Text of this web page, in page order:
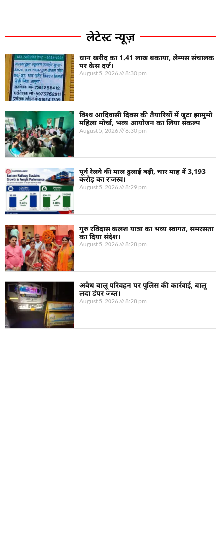
लेटेस्ट न्यूज़
धान खरीद का 1.41 लाख बकाया, लेम्पस संचालक
पर केस दर्ज।
August 5, 2026 8:30 pm
विश्व आदिवासी दिवस की तैयारियों में जुटा झामुमो
महिला मोर्चा, भव्य आयोजन का लिया संकल्प
August 5, 2026 8:30 pm
पूर्व रेलवे की माल ढुलाई बढ़ी, चार माह में 3,193
करोड़ का राजस्व।
August 5, 2026 8:29 pm
गुरु रविदास कलश यात्रा का भव्य स्वागत, समरसता
का दिया संदेश।
August 5, 2026 8:28 pm
अवैध बालू परिवहन पर पुलिस की कार्रवाई, बालू
लदा डंपर जब्त।
August 5, 2026 8:28 pm